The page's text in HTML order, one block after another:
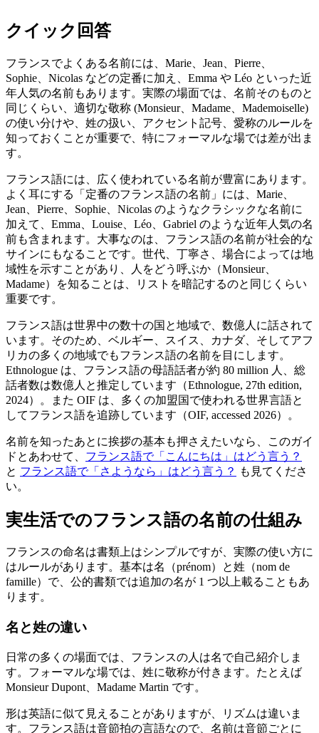
クイック回答
フランスでよくある名前には、Marie、Jean、Pierre、
Sophie、Nicolas などの定番に加え、Emma や Léo といった近
年人気の名前もあります。実際の場面では、名前そのものと
同じくらい、適切な敬称 (Monsieur、Madame、Mademoiselle)
の使い分けや、姓の扱い、アクセント記号、愛称のルールを
知っておくことが重要で、特にフォーマルな場では差が出ま
す。
フランス語には、広く使われている名前が豊富にあります。
よく耳にする「定番のフランス語の名前」には、Marie、
Jean、Pierre、Sophie、Nicolas のようなクラシックな名前に
加えて、Emma、Louise、Léo、Gabriel のような近年人気の名
前も含まれます。大事なのは、フランス語の名前が社会的な
サインにもなることです。世代、丁寧さ、場合によっては地
域性を示すことがあり、人をどう呼ぶか（Monsieur、
Madame）を知ることは、リストを暗記するのと同じくらい
重要です。
フランス語は世界中の数十の国と地域で、数億人に話されて
います。そのため、ベルギー、スイス、カナダ、そしてアフ
リカの多くの地域でもフランス語の名前を目にします。
Ethnologue は、フランス語の母語話者が約 80 million 人、総
話者数は数億人と推定しています（Ethnologue, 27th edition,
2024）。また OIF は、多くの加盟国で使われる世界言語と
してフランス語を追跡しています（OIF, accessed 2026）。
名前を知ったあとに挨拶の基本も押さえたいなら、このガイ
ドとあわせて、 フランス語で「こんにちは」はどう言う？
と フランス語で「さようなら」はどう言う？
も見てくださ
い。
実生活でのフランス語の名前の仕組み
フランスの命名は書類上はシンプルですが、実際の使い方に
はルールがあります。基本は名（prénom）と姓（nom de
famille）で、公的書類では追加の名が 1 つ以上載ることもあ
ります。
名と姓の違い
日常の多くの場面では、フランスの人は名で自己紹介しま
す。フォーマルな場では、姓に敬称が付きます。たとえば
Monsieur Dupont、Madame Martin です。
形は英語に似て見えることがありますが、リズムは違いま
す。フランス語は音節拍の言語なので、名前は音節ごとに